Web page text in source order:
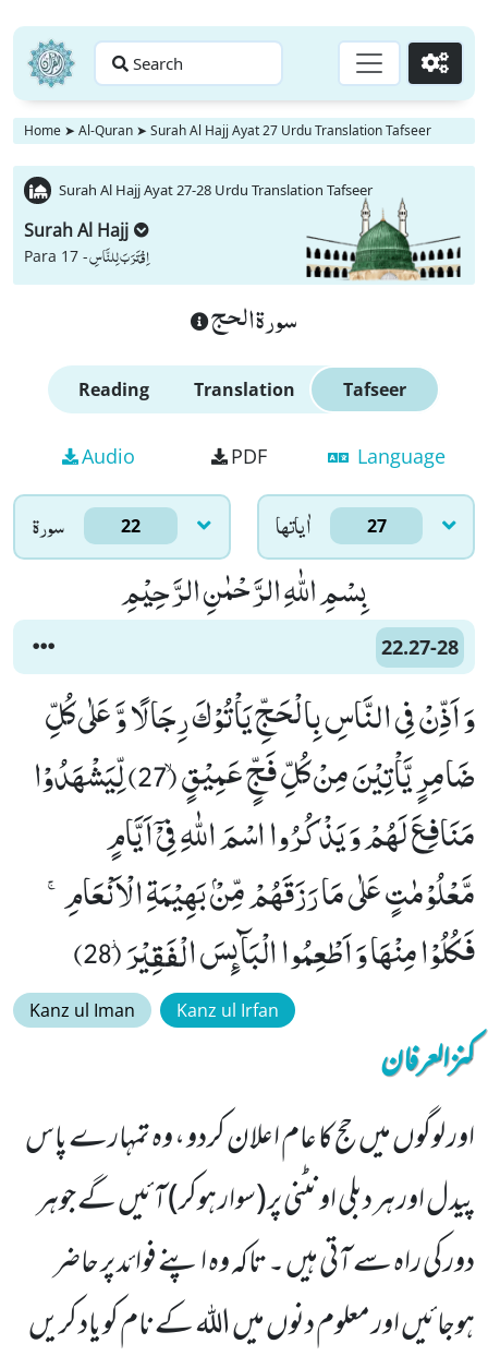
Search Go
Home ➤ Al-Quran ➤ Surah Al Hajj Ayat 27 Urdu Translation Tafseer
Surah Al Hajj Ayat 27-28 Urdu Translation Tafseer
Surah Al Hajj
Para 17 -اِقْتَرَبَ لِلنَّاسِ
سورة الحج
Reading Translation Tafseer
Audio PDF Language
سورۃ 22 اٰياتها 27
بِسْمِ اللّٰهِ الرَّحْمٰنِ الرَّحِیْمِ
22.27-28
وَ اَذِّنْ فِی النَّاسِ بِالْحَجِّ یَاْتُوْكَ رِجَالًا وَّ عَلٰى كُلِّ
ضَامِرٍ یَّاْتِیْنَ مِنْ كُلِّ فَجٍّ عَمِیْقٍۙ (27) لِّیَشْهَدُوْا
مَنَافِعَ لَهُمْ وَ یَذْكُرُوا اسْمَ اللّٰهِ فِیْۤ اَیَّامٍ
مَّعْلُوْمٰتٍ عَلٰى مَا رَزَقَهُمْ مِّنْۢ بَهِیْمَةِ الْاَنْعَامِۚ-
فَكُلُوْا مِنْهَا وَ اَطْعِمُوا الْبَآىٕسَ الْفَقِیْرَ٘ (28)
Kanz ul Iman Kanz ul Irfan
کنزالعرفان
اور لوگوں میں حج کا عام اعلان کردو ، وہ تمہارے پاس
پیدل اور ہر دبلی اونٹنی پر(سوار ہوکر) آئیں گے جوہر
دور کی راہ سے آتی ہیں ۔ تاکہ وہ اپنے فوائد پر حاضر
ہوجائیں اور معلوم دنوں میں اللہ کے نام کو یاد کریں